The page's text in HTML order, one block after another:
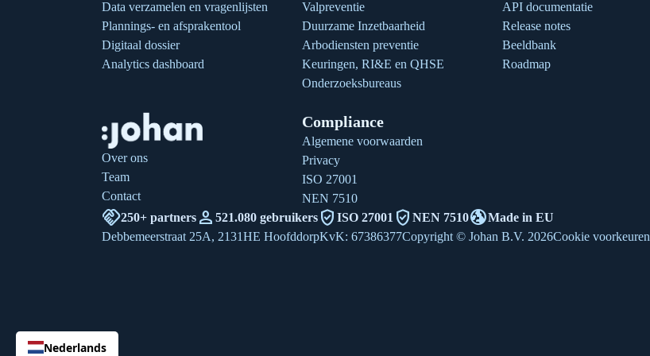
Data verzamelen en vragenlijsten
Plannings- en afsprakentool
Digitaal dossier
Analytics dashboard
Valpreventie
Duurzame Inzetbaarheid
Arbodiensten preventie
Keuringen, RI&E en QHSE
Onderzoeksbureaus
API documentatie
Release notes
Beeldbank
Roadmap
Over ons
Team
Contact
Compliance
Algemene voorwaarden
Privacy
ISO 27001
NEN 7510
handshake250+ partners person 521.080 gebruikers verified_user ISO 27001 verified_user NEN 7510globe_ukMade in EU
Debbemeerstraat 25A, 2131HE HoofddorpKvK: 67386377Copyright © Johan B.V. 2026Cookie voorkeuren
Nederlands